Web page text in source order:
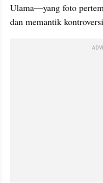
Ulama—yang foto
dan memantik